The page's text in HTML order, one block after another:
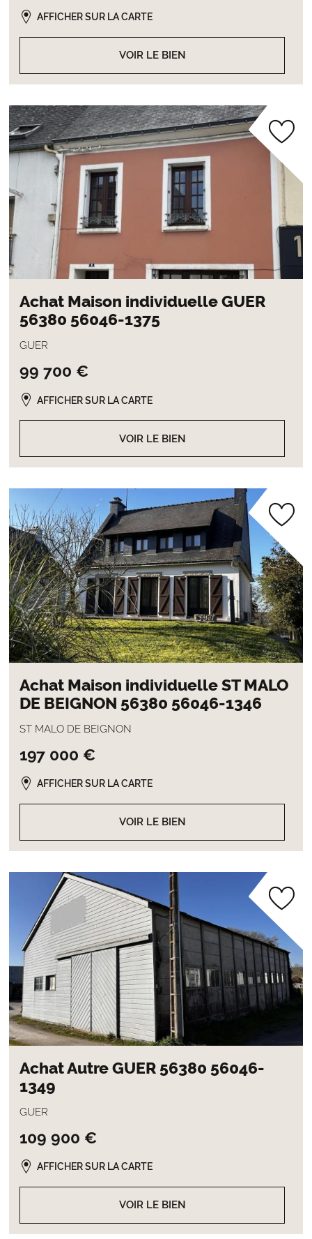
VOIR LE BIEN
AFFICHER SUR LA CARTE
Achat Maison individuelle GUER
56380 56046-1375
GUER
99 700 €
VOIR LE BIEN
AFFICHER SUR LA CARTE
Achat Maison individuelle ST MALO
DE BEIGNON 56380 56046-1346
ST MALO DE BEIGNON
197 000 €
VOIR LE BIEN
AFFICHER SUR LA CARTE
Achat Autre GUER 56380 56046-
1349
GUER
109 900 €
VOIR LE BIEN
AFFICHER SUR LA CARTE